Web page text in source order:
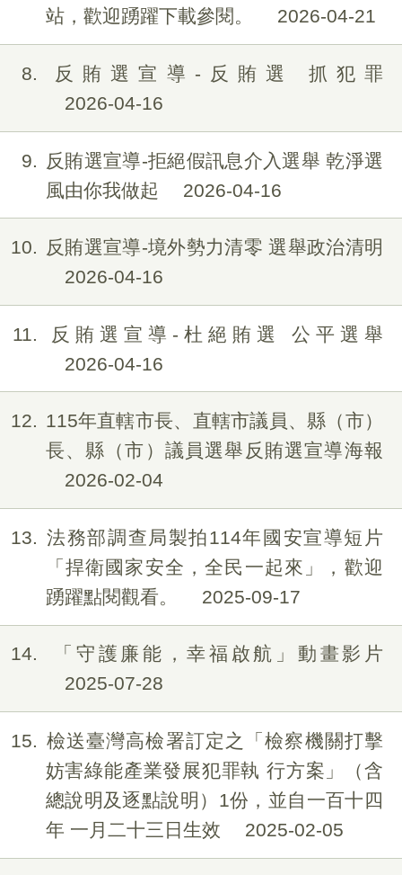
站，歡迎踴躍下載參閱。
2026-04-21
8
反賄選宣導-反賄選 抓犯罪
2026-04-16
9
反賄選宣導-拒絕假訊息介入選舉 乾淨選
風由你我做起
2026-04-16
10
反賄選宣導-境外勢力清零 選舉政治清明
2026-04-16
11
反賄選宣導-杜絕賄選 公平選舉
2026-04-16
12
115年直轄市長、直轄市議員、縣（市）
長、縣（市）議員選舉反賄選宣導海報
2026-02-04
13
法務部調查局製拍114年國安宣導短片
「捍衛國家安全，全民一起來」，歡迎
踴躍點閱觀看。
2025-09-17
14
「守護廉能，幸福啟航」動畫影片
2025-07-28
15
檢送臺灣高檢署訂定之「檢察機關打擊
妨害綠能產業發展犯罪執 行方案」（含
總說明及逐點說明）1份，並自一百十四
年 一月二十三日生效
2025-02-05